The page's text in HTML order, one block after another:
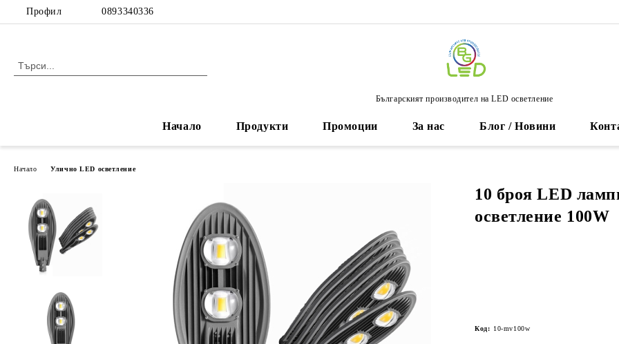
Профил 0893340336
Българският производител на LED осветление
Начало Продукти Промоции За нас Блог / Новини
Начало Улично LED осветление
10 броя LED
осветление 100W
Код: 10-mv100w